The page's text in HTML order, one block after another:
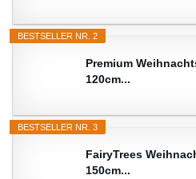
BESTSELLER NR. 2
Premium
120cm...
BESTSELLER NR. 3
FairyTrees
150cm...